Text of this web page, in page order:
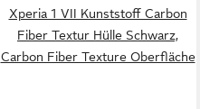
Xperia 1 VII Kunststoff Carbon
Fiber Textur Hülle Schwarz,
Carbon Fiber Texture Oberfläche